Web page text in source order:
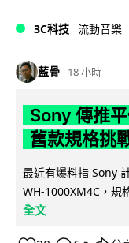
3C科技 流動音樂
藍骨 18 小時
Sony 傳推
舊款規格挑
最近有爆料指 Sony
WH-1000XM4C，規
全文